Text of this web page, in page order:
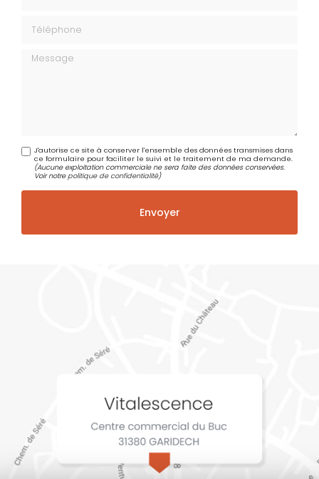
Message
J'autorise ce site à conserver l'ensemble des données transmises dans
ce formulaire pour faciliter le suivi et le traitement de ma demande.
(Aucune exploitation commerciale ne sera faite des données conservées.
Voir notrepolitique de confidentialité)